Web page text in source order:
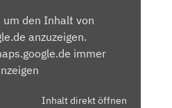
um den Inhalt von
anzuzeigen.
immer
Inhalt direkt öffnen